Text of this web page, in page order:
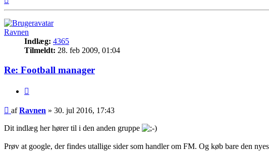
Ravnen
Indlæg: 4365
Tilmeldt: 28. feb 2009, 01:04
Re: Football manager
Indlæg
afRavnen » 30. jul 2016, 17:43
Dit indlæg her hører til i den anden gruppe
Prøv at google, der findes utallige sider som handler om FM. Og køb bare den